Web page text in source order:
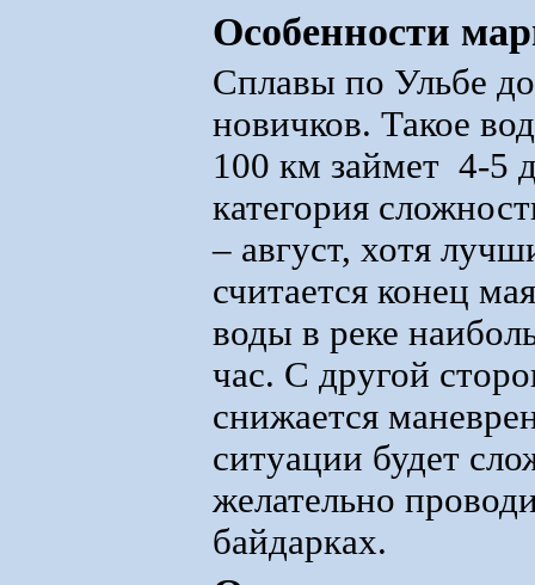
Особенности
Сплавы по Ульбе
новичков. Такое
100 км займет 4-5
категория
– август, хотя
считается конец
воды в реке
час. С другой
снижается
ситуации будет
желательно
байдарках.